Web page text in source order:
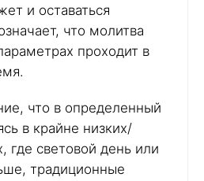
и оставаться
что молитва
проходит в
что в определенный
в крайне низких/
где световой день или
традиционные